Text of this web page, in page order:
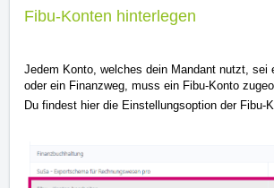
Fibu-Konten hinterlegen
Jedem Konto, welches dein Mandant nutzt, sei
oder ein Finanzweg, muss ein Fibu-Konto
Du findest hier die Einstellungsoption der Fibu-